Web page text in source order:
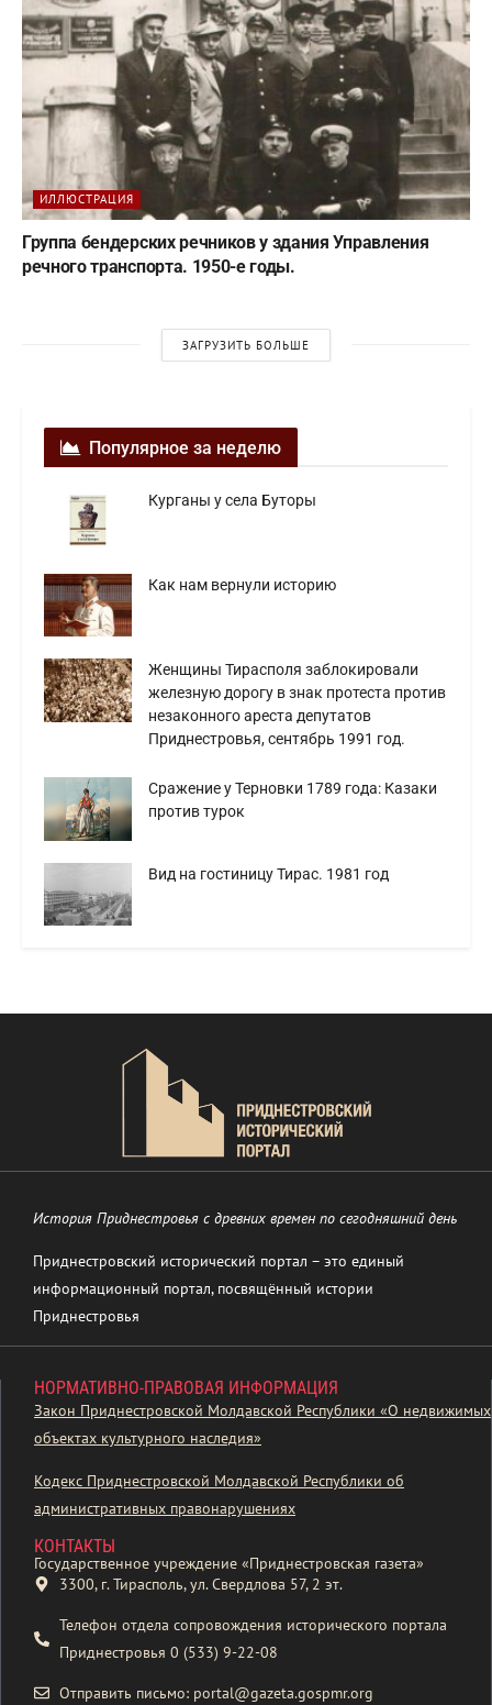
ИЛЛЮСТРАЦИЯ
Группа бендерских речников у здания Управления
речного транспорта. 1950-е годы.
ЗАГРУЗИТЬ БОЛЬШЕ
Популярное за неделю
Курганы у села Буторы
Как нам вернули историю
Женщины Тирасполя заблокировали
железную дорогу в знак протеста против
незаконного ареста депутатов
Приднестровья, сентябрь 1991 год.
Сражение у Терновки 1789 года: Казаки
против турок
Вид на гостиницу Тирас. 1981 год
История Приднестровья с древних времен по сегодняшний день
Приднестровский исторический портал – это единый
информационный портал, посвящённый истории
Приднестровья
НОРМАТИВНО-ПРАВОВАЯ ИНФОРМАЦИЯ
Закон Приднестровской Молдавской Республики «О недвижимых
объектах культурного наследия»
Кодекс Приднестровской Молдавской Республики об
административных правонарушениях
КОНТАКТЫ
Государственное учреждение «Приднестровская газета»
3300, г. Тирасполь, ул. Свердлова 57, 2 эт.
Телефон отдела сопровождения исторического портала
Приднестровья 0 (533) 9-22-08
Отправить письмо: portal@gazeta.gospmr.org